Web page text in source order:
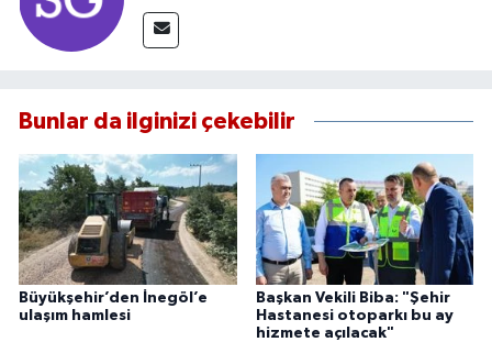
Bunlar da ilginizi çekebilir
Büyükşehir’den İnegöl’e
ulaşım hamlesi
Başkan Vekili Biba: "Şehir
Hastanesi otoparkı bu ay
hizmete açılacak"